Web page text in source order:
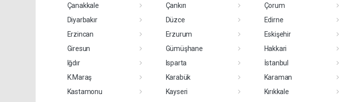
Çanakkale
Çankırı Çorum
Diyarbakır
Düzce Edirne
Erzincan
Erzurum Eskişehir
Giresun
Gümüşhane Hakkari
Iğdır
Isparta İstanbul
K.Maraş
Karabük Karaman
Kastamonu
Kayseri Kırıkkale